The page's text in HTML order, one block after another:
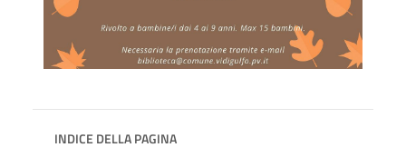
INDICE DELLA PAGINA